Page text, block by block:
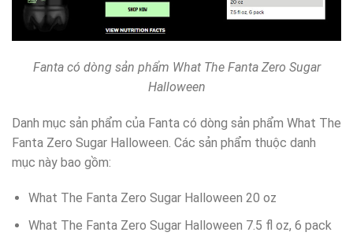
Fanta có dòng sản phẩm What The Fanta Zero Sugar
Halloween
Danh mục sản phẩm của Fanta có dòng sản phẩm What The
Fanta Zero Sugar Halloween. Các sản phẩm thuộc danh
mục này bao gồm:
What The Fanta Zero Sugar Halloween 20 oz
What The Fanta Zero Sugar Halloween 7.5 fl oz, 6 pack